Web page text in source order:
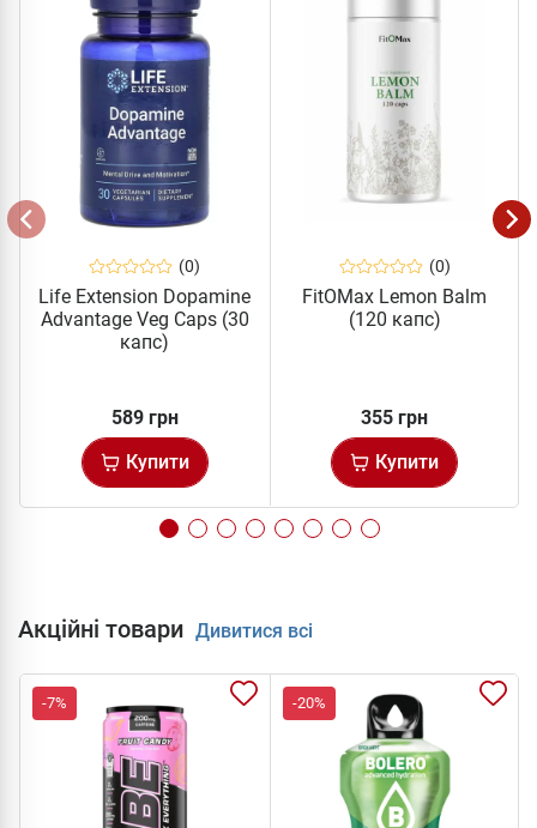
(0)
Life Extension Dopamine
Advantage Veg Caps (30
капс)
589 грн
Купити
(0)
FitOMax Lemon Balm
(120 капс)
355 грн
Купити
Акційні товари Дивитися всі
-7% -20%